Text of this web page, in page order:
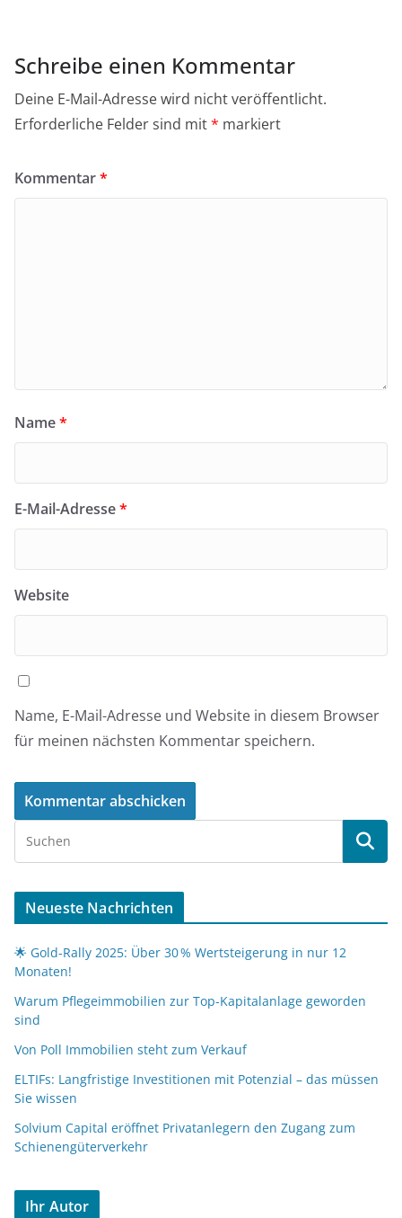
Schreibe einen Kommentar
Deine E-Mail-Adresse wird nicht veröffentlicht.
Erforderliche Felder sind mit* markiert
Kommentar*
Name*
E-Mail-Adresse*
Website
Name, E-Mail-Adresse und Website in diesem Browser
für meinen nächsten Kommentar speichern.
Neueste Nachrichten
🌟 Gold-Rally 2025: Über 30 % Wertsteigerung in nur 12
Monaten!
Warum Pflegeimmobilien zur Top-Kapitalanlage geworden
sind
Von Poll Immobilien steht zum Verkauf
ELTIFs: Langfristige Investitionen mit Potenzial – das müssen
Sie wissen
Solvium Capital eröffnet Privatanlegern den Zugang zum
Schienengüterverkehr
Ihr Autor